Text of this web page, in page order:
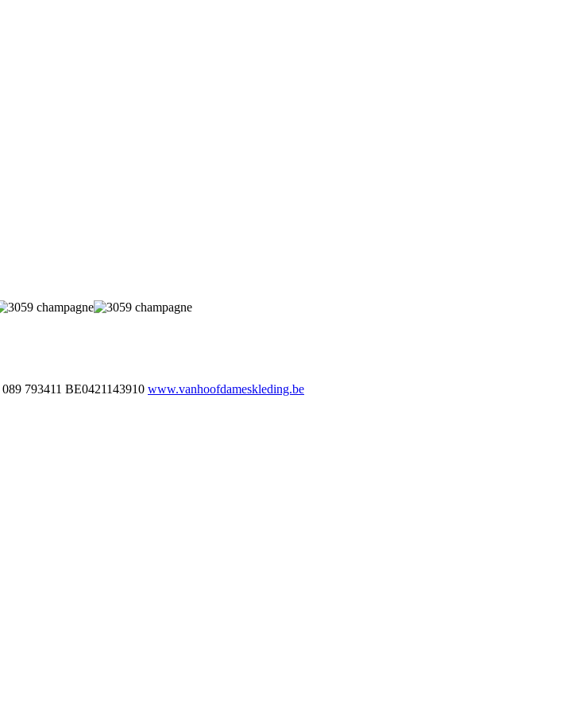
089 793411 BE0421143910 www.vanhoofdameskleding.be